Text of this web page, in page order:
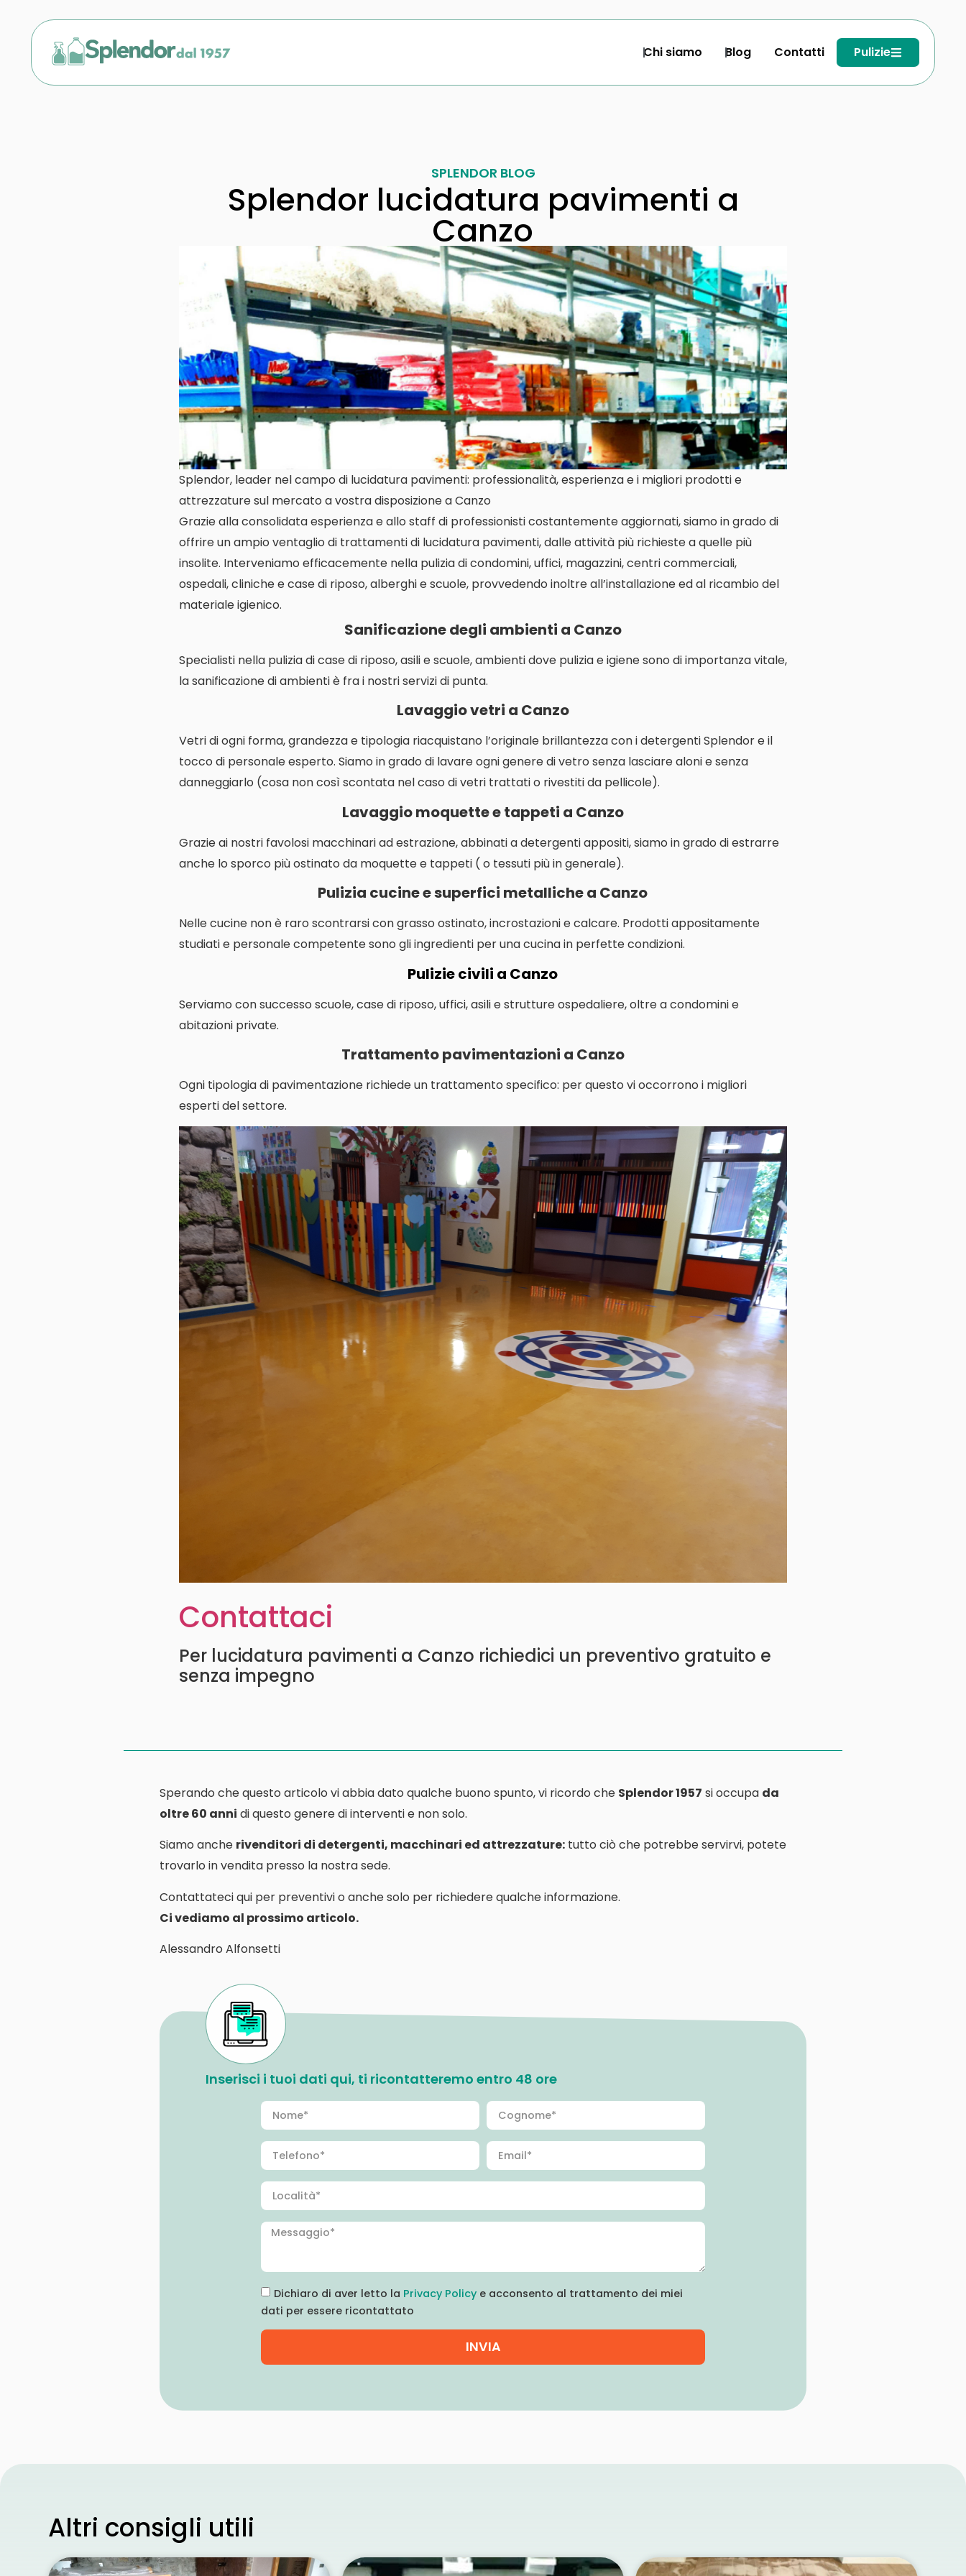
Chi siamo Blog Contatti Pulizie
SPLENDOR BLOG
Splendor lucidatura pavimenti a
Canzo
Splendor, leader nel campo di lucidatura pavimenti: professionalità, esperienza e i migliori prodotti e
attrezzature sul mercato a vostra disposizione a Canzo
Grazie alla consolidata esperienza e allo staff di professionisti costantemente aggiornati, siamo in grado di
offrire un ampio ventaglio di trattamenti di lucidatura pavimenti, dalle attività più richieste a quelle più
insolite. Interveniamo efficacemente nella pulizia di condomini, uffici, magazzini, centri commerciali,
ospedali, cliniche e case di riposo, alberghi e scuole, provvedendo inoltre all’installazione ed al ricambio del
materiale igienico.
Sanificazione degli ambienti a Canzo
Specialisti nella pulizia di case di riposo, asili e scuole, ambienti dove pulizia e igiene sono di importanza vitale,
la sanificazione di ambienti è fra i nostri servizi di punta.
Lavaggio vetri a Canzo
Vetri di ogni forma, grandezza e tipologia riacquistano l’originale brillantezza con i detergenti Splendor e il
tocco di personale esperto. Siamo in grado di lavare ogni genere di vetro senza lasciare aloni e senza
danneggiarlo (cosa non così scontata nel caso di vetri trattati o rivestiti da pellicole).
Lavaggio moquette e tappeti a Canzo
Grazie ai nostri favolosi macchinari ad estrazione, abbinati a detergenti appositi, siamo in grado di estrarre
anche lo sporco più ostinato da moquette e tappeti ( o tessuti più in generale).
Pulizia cucine e superfici metalliche a Canzo
Nelle cucine non è raro scontrarsi con grasso ostinato, incrostazioni e calcare. Prodotti appositamente
studiati e personale competente sono gli ingredienti per una cucina in perfette condizioni.
Pulizie civili a Canzo
Serviamo con successo scuole, case di riposo, uffici, asili e strutture ospedaliere, oltre a condomini e
abitazioni private.
Trattamento pavimentazioni a Canzo
Ogni tipologia di pavimentazione richiede un trattamento specifico: per questo vi occorrono i migliori
esperti del settore.
Contattaci
Per lucidatura pavimenti a Canzo richiedici un preventivo gratuito e
senza impegno
Sperando che questo articolo vi abbia dato qualche buono spunto, vi ricordo che Splendor 1957 si occupa da
oltre 60 anni di questo genere di interventi e non solo.
Siamo anche rivenditori di detergenti, macchinari ed attrezzature: tutto ciò che potrebbe servirvi, potete
trovarlo in vendita presso la nostra sede.
Contattateci qui per preventivi o anche solo per richiedere qualche informazione.
Ci vediamo al prossimo articolo.
Alessandro Alfonsetti
Inserisci i tuoi dati qui, ti ricontatteremo entro 48 ore
Dichiaro di aver letto la Privacy Policy e acconsento al trattamento dei miei
dati per essere ricontattato
INVIA
Altri consigli utili